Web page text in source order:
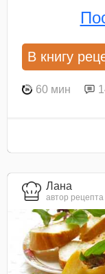
В книгу
60 мин
Лана
автор рецепта